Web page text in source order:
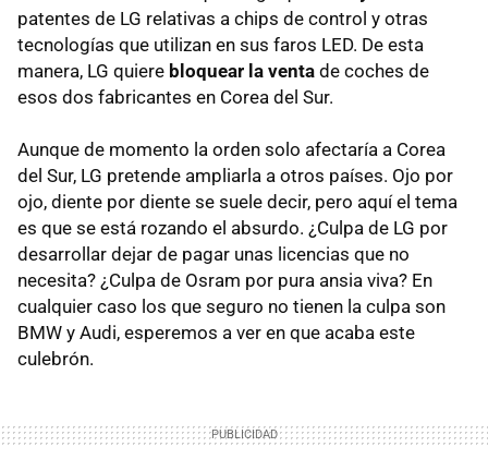
patentes de LG relativas a chips de control y otras
tecnologías que utilizan en sus faros LED. De esta
manera, LG quiere bloquear la venta de coches de
esos dos fabricantes en Corea del Sur.
Aunque de momento la orden solo afectaría a Corea
del Sur, LG pretende ampliarla a otros países. Ojo por
ojo, diente por diente se suele decir, pero aquí el tema
es que se está rozando el absurdo. ¿Culpa de LG por
desarrollar dejar de pagar unas licencias que no
necesita? ¿Culpa de Osram por pura ansia viva? En
cualquier caso los que seguro no tienen la culpa son
BMW y Audi, esperemos a ver en que acaba este
culebrón.